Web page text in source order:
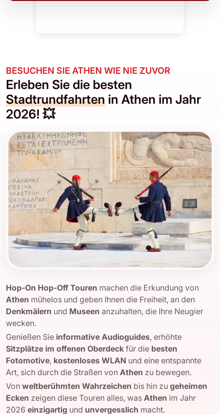
BESUCHEN SIE ATHEN WIE NIE ZUVOR
Erleben Sie die besten
Stadtrundfahrten in Athen im Jahr
2026! 💥
Hop-On Hop-Off Touren machen die Erkundung von
Athen mühelos und geben Ihnen die Freiheit, an den
Denkmälern und Museen anzuhalten, die Ihre Neugier
wecken.
Genießen Sie informative Audioguides, erhöhte
Sitzplätze im offenen Oberdeck für die besten
Fotomotive, kostenloses WLAN und eine entspannte
Art, sich durch die Straßen von Athen zu bewegen.
Von weltberühmten Wahrzeichen bis hin zu geheimen
Ecken zeigen diese Touren alles, was Athen im Jahr
2026 einzigartig und unvergesslich macht.